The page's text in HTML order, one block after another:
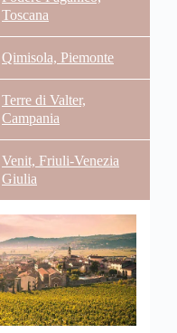
Toscana
Qimisola, Piemonte
Terre di Valter,
Campania
Venit, Friuli-Venezia
Giulia